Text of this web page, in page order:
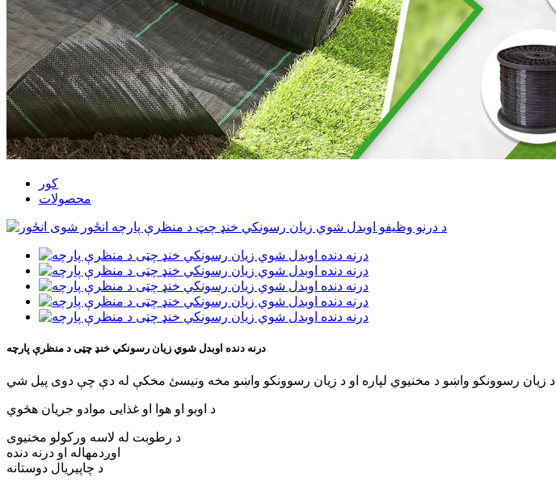
کور
محصولات
درنه دنده اوبدل شوي زیان رسونکي خنډ چټی د منظرې پارچه
د زیان رسوونکو واښو د مخنیوي لپاره او د زیان رسوونکو واښو مخه ونیسئ مخکې له دې چې دوی پیل شي
د اوبو او هوا او غذایی موادو جریان هڅوي
د رطوبت له لاسه ورکولو مخنیوی
اوږدمهاله او درنه دنده
د چاپیریال دوستانه